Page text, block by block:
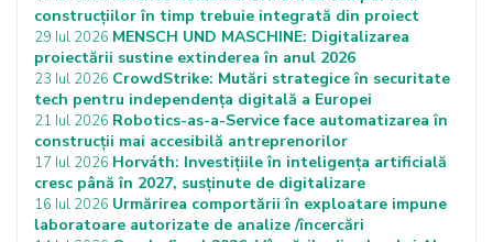
construcțiilor în timp trebuie integrată din proiect
29 Iul 2026 MENSCH UND MASCHINE: Digitalizarea
proiectării sustine extinderea în anul 2026
23 Iul 2026 CrowdStrike: Mutări strategice în securitate
tech pentru independența digitală a Europei
21 Iul 2026 Robotics-as-a-Service face automatizarea în
construcții mai accesibilă antreprenorilor
17 Iul 2026 Horváth: Investițiile în inteligența artificială
cresc până în 2027, susținute de digitalizare
16 Iul 2026 Urmărirea comportării în exploatare impune
laboratoare autorizate de analize /încercări